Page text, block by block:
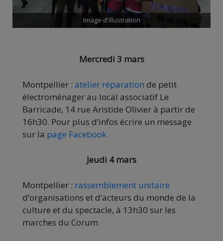
Image d'illustration
Mercredi 3 mars
Montpellier : atelier réparation de petit
électroménager au local associatif Le
Barricade, 14 rue Aristide Olivier à partir de
16h30. Pour plus d’infos écrire un message
sur la page Facebook.
Jeudi 4 mars
Montpellier : rassemblement unitaire
d’organisations et d’acteurs du monde de la
culture et du spectacle, à 13h30 sur les
marches du Corum